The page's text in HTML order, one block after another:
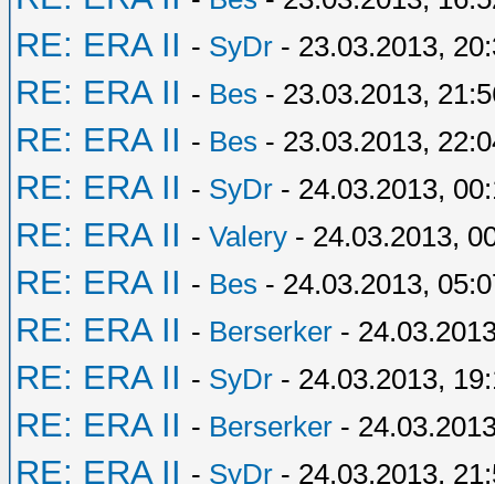
RE: ERA II - SyDr - 23.03.2013,
RE: ERA II - Bes - 23.03.2013,
RE: ERA II - Bes - 23.03.2013,
RE: ERA II - SyDr - 24.03.2013,
RE: ERA II - Valery - 24.03.2013,
RE: ERA II - Bes - 24.03.2013,
RE: ERA II - Berserker -
RE: ERA II - SyDr - 24.03.2013,
RE: ERA II - Berserker -
RE: ERA II - SyDr - 24.03.2013,